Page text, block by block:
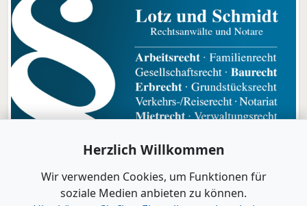
Herzlich Willkommen
Wir verwenden Cookies, um Funktionen für
soziale Medien anbieten zu können.